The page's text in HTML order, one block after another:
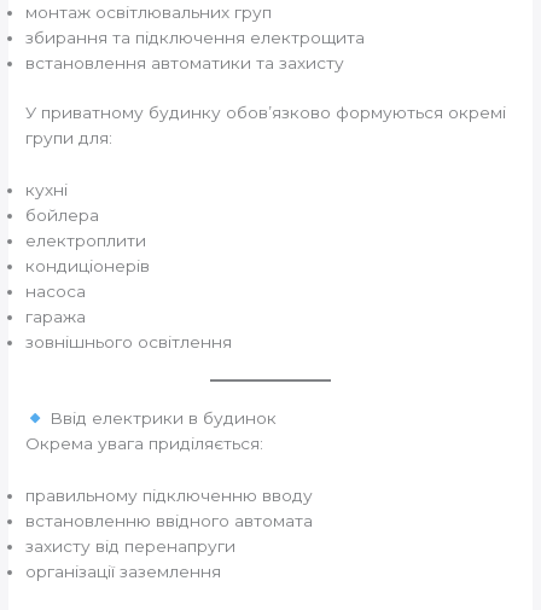
монтаж освітлювальних груп
збирання та підключення електрощита
встановлення автоматики та захисту
У приватному будинку обов’язково формуються окремі
групи для:
кухні
бойлера
електроплити
кондиціонерів
насоса
гаража
зовнішнього освітлення
Ввід електрики в будинок
Окрема увага приділяється:
правильному підключенню вводу
встановленню ввідного автомата
захисту від перенапруги
організації заземлення